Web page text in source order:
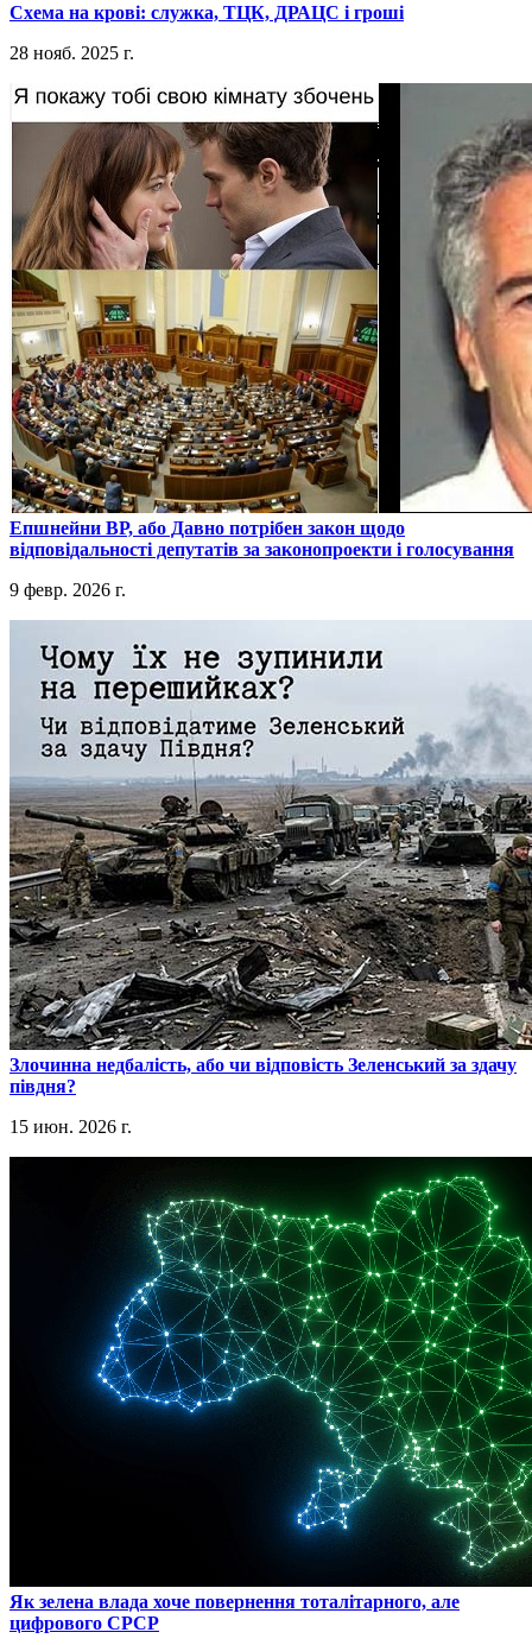
​Схема на крові: служка, ТЦК, ДРАЦС і гроші
28 нояб. 2025 г.
​Епшнейни ВР, або Давно потрібен закон щодо
відповідальності депутатів за законопроекти і голосування
9 февр. 2026 г.
​Злочинна недбалість, або чи відповість Зеленський за здачу
півдня?
15 июн. 2026 г.
​Як зелена влада хоче повернення тоталітарного, але
цифрового СРСР